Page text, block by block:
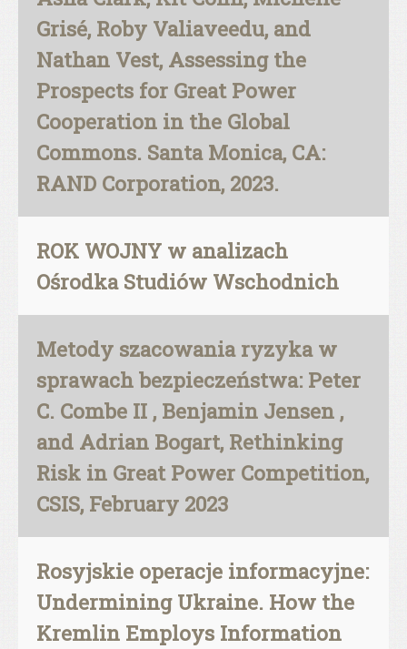
Grisé, Roby Valiaveedu, and
Nathan Vest, Assessing the
Prospects for Great Power
Cooperation in the Global
Commons. Santa Monica, CA:
RAND Corporation, 2023.
ROK WOJNY w analizach
Ośrodka Studiów Wschodnich
Metody szacowania ryzyka w
sprawach bezpieczeństwa: Peter
C. Combe II , Benjamin Jensen ,
and Adrian Bogart, Rethinking
Risk in Great Power Competition,
CSIS, February 2023
Rosyjskie operacje informacyjne:
Undermining Ukraine. How the
Kremlin Employs Information